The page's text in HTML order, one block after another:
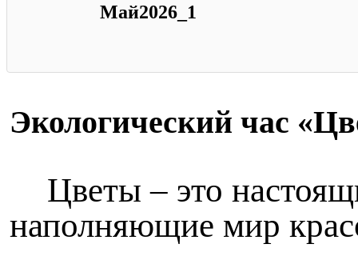
Май2026_1
Экологический час
Цветы – это
наполняющие мир